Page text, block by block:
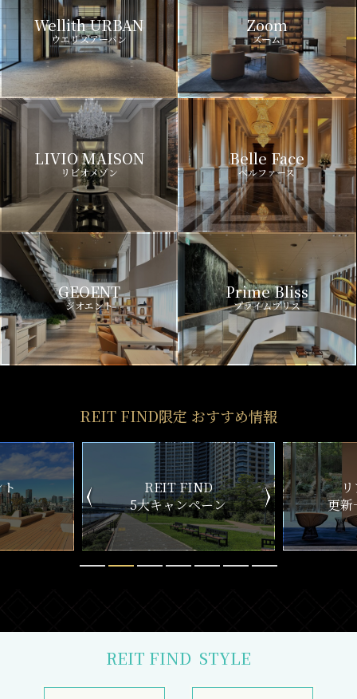
Wellith URBAN
ウエリスアーバン
Zoom
ズーム
LIVIO MAISON
リビオメゾン
Belle Face
ベルファース
GEOENT
ジオエント
Prime Bliss
プライムブリス
REIT FIND限定 おすすめ情報
ン
リアルタイム
更新一覧チェック
新
REIT FIND STYLE